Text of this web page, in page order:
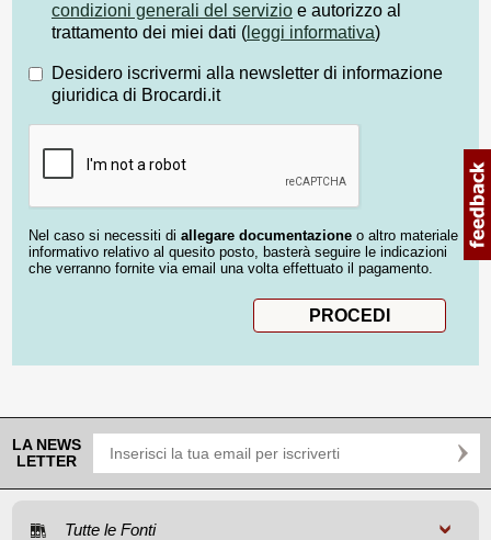
condizioni generali del servizio e autorizzo al
trattamento dei miei dati ( leggi informativa)
Desidero iscrivermi alla newsletter di informazione
giuridica di Brocardi.it
Nel caso si necessiti di allegare documentazione o altro materiale
informativo relativo al quesito posto, basterà seguire le indicazioni
che verranno fornite via email una volta effettuato il pagamento.
LA NEWS
LETTER
Tutte le Fonti